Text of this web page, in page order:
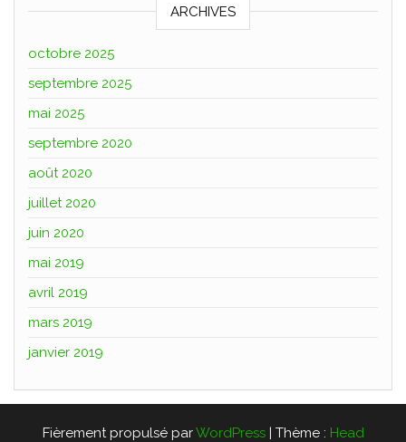
ARCHIVES
octobre 2025
septembre 2025
mai 2025
septembre 2020
août 2020
juillet 2020
juin 2020
mai 2019
avril 2019
mars 2019
janvier 2019
Fièrement propulsé parWordPress | Thème : Head